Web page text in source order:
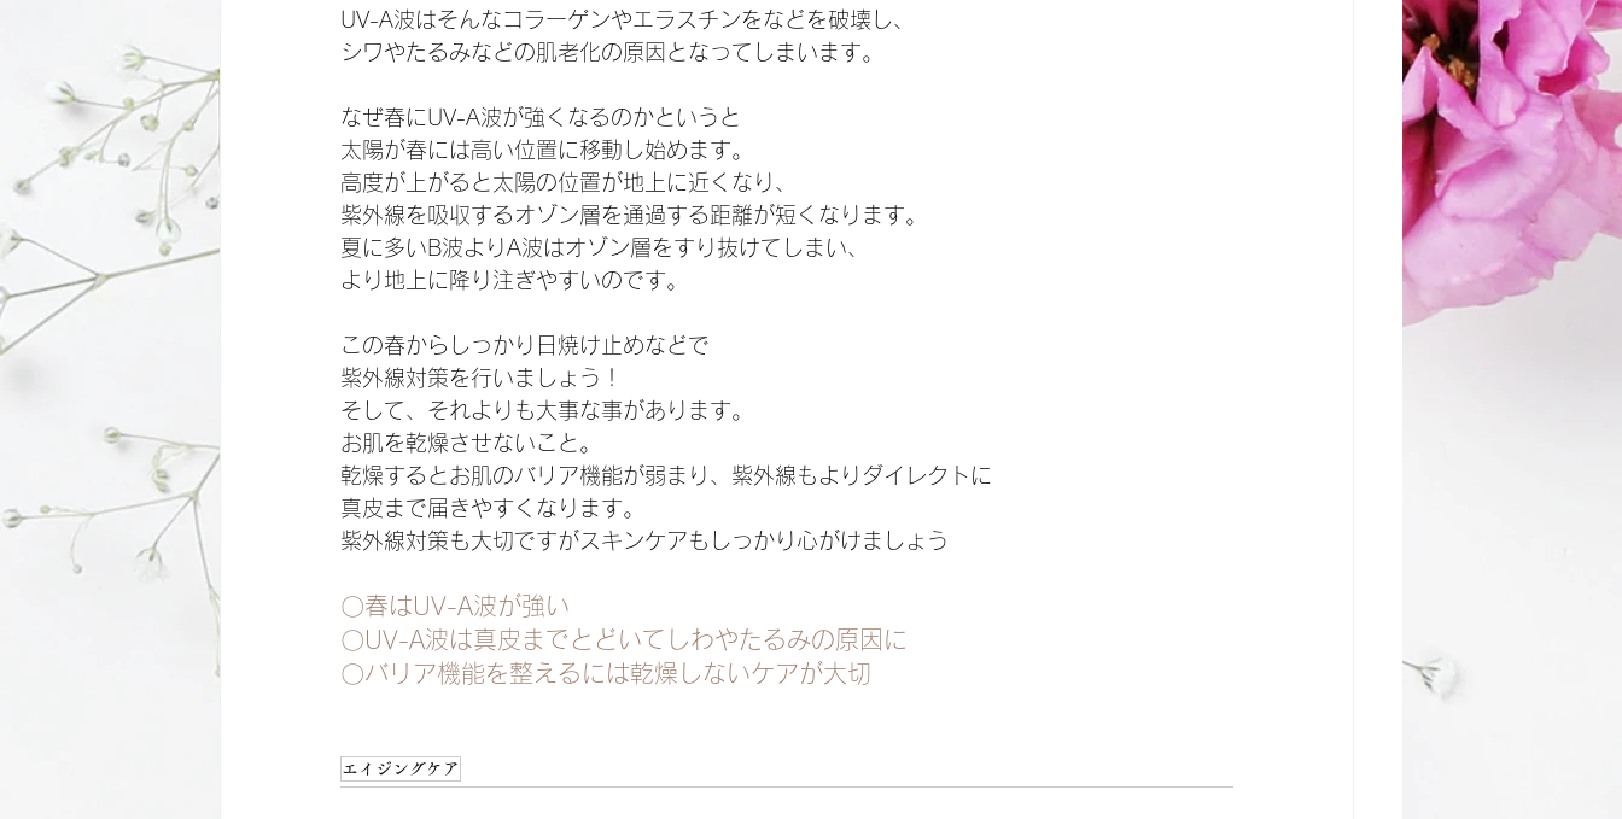
UV-A波はそんなコラーゲンやエラスチンをなどを破壊し、
シワやたるみなどの肌老化の原因となってしまいます。
なぜ春にUV-A波が強くなるのかというと
太陽が春には高い位置に移動し始めます。
高度が上がると太陽の位置が地上に近くなり、
紫外線を吸収するオゾン層を通過する距離が短くなります。
夏に多いB波よりA波はオゾン層をすり抜けてしまい、
より地上に降り注ぎやすいのです。
この春からしっかり日焼け止めなどで
紫外線対策を行いましょう！
そして、それよりも大事な事があります。
お肌を乾燥させないこと。
乾燥するとお肌のバリア機能が弱まり、紫外線もよりダイレクトに
真皮まで届きやすくなります。
紫外線対策も大切ですがスキンケアもしっかり心がけましょう
〇春はUV-A波が強い
〇UV-A波は真皮までとどいてしわやたるみの原因に
〇バリア機能を整えるには乾燥しないケアが大切
エイジングケア